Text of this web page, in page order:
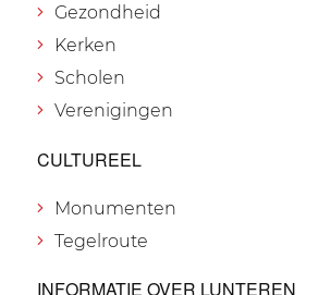
Gezondheid
Kerken
Scholen
Verenigingen
CULTUREEL
Monumenten
Tegelroute
INFORMATIE OVER LUNTEREN